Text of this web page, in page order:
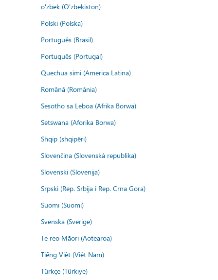
o'zbek (O'zbekiston)
Polski (Polska)
Português (Brasil)
Português (Portugal)
Quechua simi (America Latina)
Română (România)
Sesotho sa Leboa (Afrika Borwa)
Setswana (Aforika Borwa)
Shqip (shqipëri)
Slovenčina (Slovenská republika)
Slovenski (Slovenija)
Srpski (Rep. Srbija i Rep. Crna Gora)
Suomi (Suomi)
Svenska (Sverige)
Te reo Māori (Aotearoa)
Tiếng Việt (Việt Nam)
Türkçe (Türkiye)